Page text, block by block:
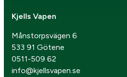
Kjells Vapen
Månstorpsvägen 6
533 91 Götene
0511-509 62
info@kjellsvapen.se